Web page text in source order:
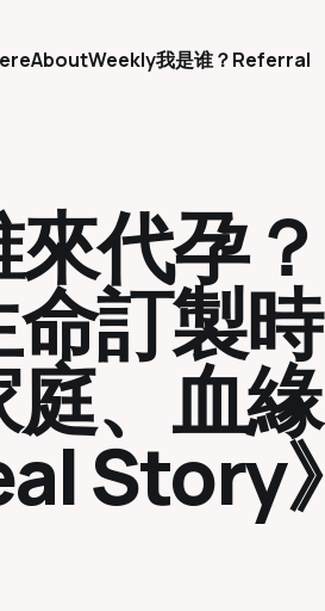
AboutWeekly我是谁？Referral
代孕？
訂製時
、血緣
Story》